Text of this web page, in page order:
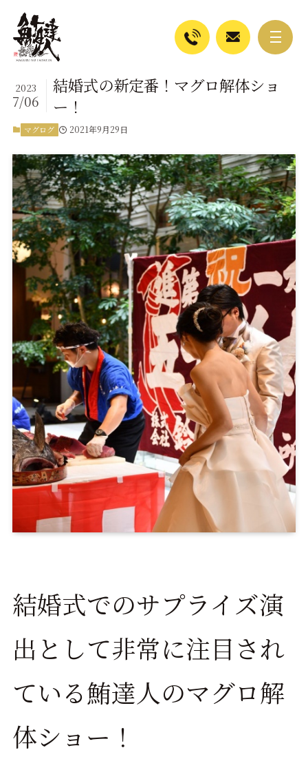
結婚式の新定番！マグロ解体ショ
ー！
2023
7/06
マグログ 2021年9月29日
結婚式でのサプライズ演
出として非常に注目され
ている鮪達人のマグロ解
体ショー！